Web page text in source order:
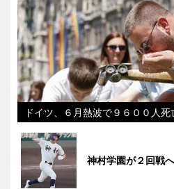
ドイツ、６月熱波で９６００人死
神村学園が２回戦